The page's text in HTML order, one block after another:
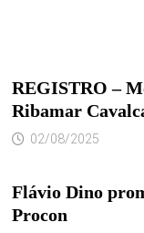
REGISTRO –
Ribamar
02/08/2025
Flávio Dino
Procon